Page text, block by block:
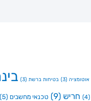
אוטומציה (3) בטיחות ברשת (3)
(4) חריש (9) טכנאי מחשבים (5)